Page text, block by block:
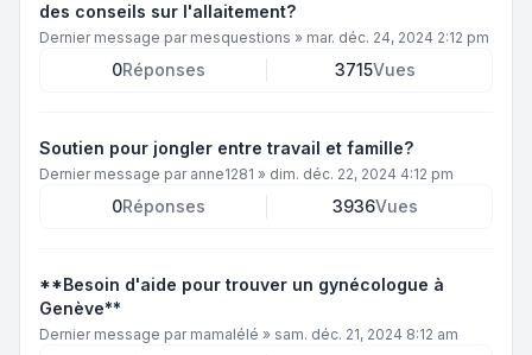
des conseils sur l'allaitement?
Dernier message par mesquestions » mar. déc. 24, 2024 2:12 pm
0Réponses 3715Vues
Soutien pour jongler entre travail et famille?
Dernier message par anne1281 » dim. déc. 22, 2024 4:12 pm
0Réponses 3936Vues
**Besoin d'aide pour trouver un gynécologue à
Genève**
Dernier message par mamalélé » sam. déc. 21, 2024 8:12 am